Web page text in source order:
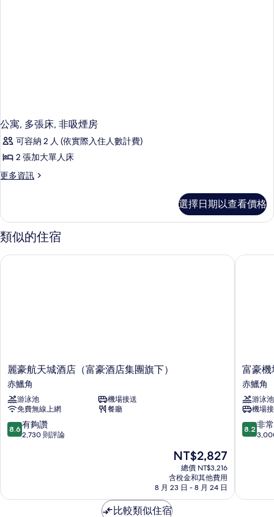
公寓, 多張床, 非吸煙房
可容納 2 人 (依實際入住人數計費)
2 張加大單人床
更多資訊
更
多
張
床,
吸
選擇日期以查看價格
類似的住宿
麗
豪
航
天
城
酒
店
團
麗豪航天城酒店（富豪酒店集團旗下）
赤鱲角
游泳池
機場接送
免費無線上網
餐廳
8.6
分，
夠
8.6 有夠讚
2,730 則評論
現
價
格
為
NT$2,827
總價 NT$3,216
含稅金和其他費用
8 月 23 日 - 8 月 24 日
麗豪航天城酒店（富豪酒店集團旗下）
富
豪
機
場
酒
店
赤
富豪機
赤鱲角
游泳池
機場
8.2
分，
常
8.2 非
富豪機
比較類似住宿